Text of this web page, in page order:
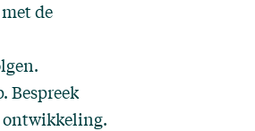
de
Bespreek
ontwikkeling.